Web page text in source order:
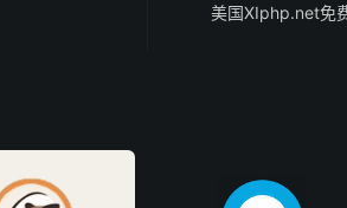
美国XIphp.net免